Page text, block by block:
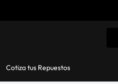
Cotiza tus Repuestos